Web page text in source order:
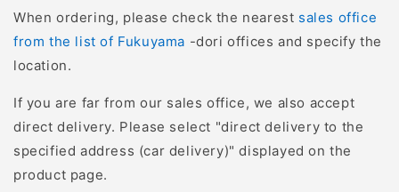
メラから得られる知見を
兼ね合わせて、さらなる
捕獲率向上が期待できま
び方7つのポイント では
実際にトレイルカメラを
購入する際の選び方のポ
イントを見ていきましょ
When ordering, please check the nearest sales office
from the list of Fukuyama -dori offices and specify the
location.
If you are far from our sales office, we also accept
direct delivery. Please select "direct delivery to the
specified address (car delivery)" displayed on the
product page.